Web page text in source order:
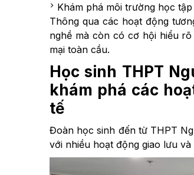
Khám phá môi trường học
Thông qua các hoạt động
nghề mà còn có cơ hội hiểu
mại toàn cầu.
Học sinh THPT
khám phá các
tế
Đoàn học sinh đến từ THPT
với nhiều hoạt động giao lưu